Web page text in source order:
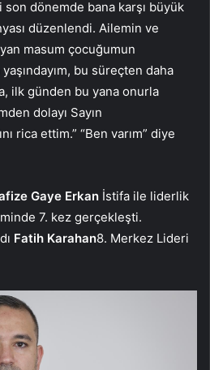
dönemde bana karşı büyük
düzenlendi. Ailemin ve
masum çocuğumun
bu süreçten daha
ilk günden bu yana onurla
dolayı Sayın
rica ettim.” “Ben varım” diye
Gaye Erkan İstifa ile liderlik
7. kez gerçekleşti.
Fatih Karahan8. Merkez Lideri